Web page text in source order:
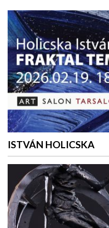
ISTVÁN HOLICSKA